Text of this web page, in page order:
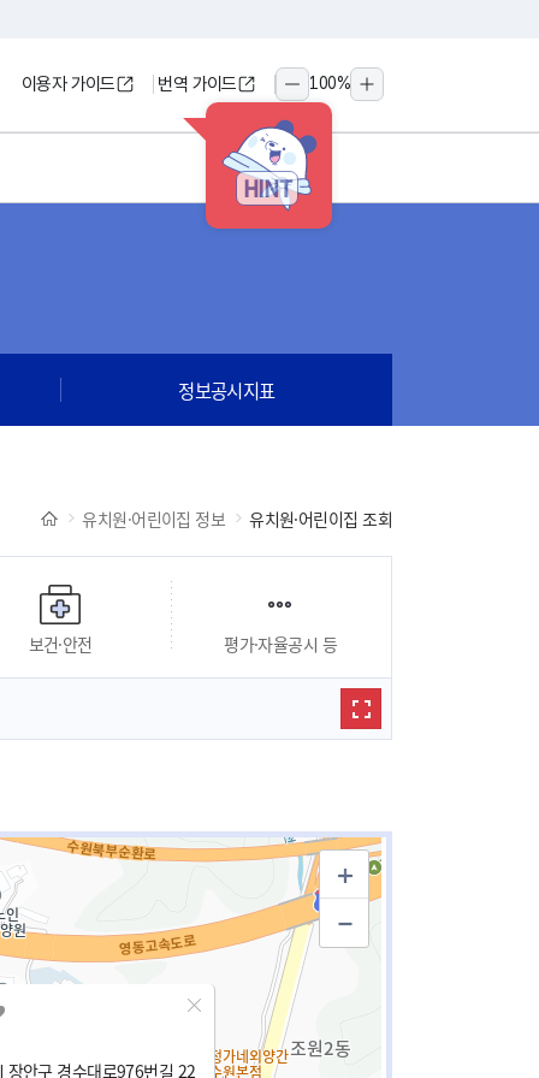
HINT
이용자 가이드 번역 가이드
축소
100%
확대
정보공시지표
유치원·어린이집 정보 유치원·어린이집 조회
보건·안전 평가·자율공시 등
장안구 경수대로976번길 22